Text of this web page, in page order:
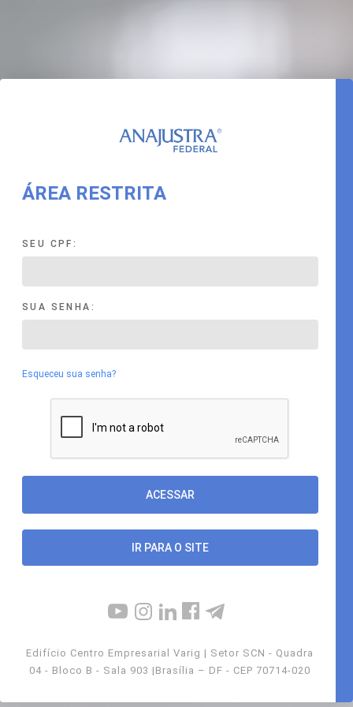
ÁREA RESTRITA
SEU CPF:
SUA SENHA:
Esqueceu sua senha?
IR PARA O SITE
Edifício Centro Empresarial Varig | Setor SCN - Quadra
04 - Bloco B - Sala 903 |Brasília – DF - CEP 70714-020